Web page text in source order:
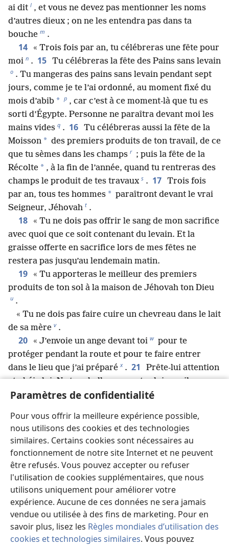
Paramètres de confidentialité
Pour vous offrir la meilleure expérience possible,
nous utilisons des cookies et des technologies
similaires. Certains cookies sont nécessaires au
fonctionnement de notre site Internet et ne peuvent
être refusés. Vous pouvez accepter ou refuser
l'utilisation de cookies supplémentaires, que nous
utilisons uniquement pour améliorer votre
expérience. Aucune de ces données ne sera jamais
vendue ou utilisée à des fins de marketing. Pour en
savoir plus, lisez les Règles mondiales d’utilisation des
cookies et technologies similaires. Vous pouvez
ai dit l , et vous ne devez pas mentionner les noms
d’autres dieux ; on ne les entendra pas dans ta
bouche m .
14
« Trois fois par an, tu célébreras une fête pour
moi n . 15 Tu célébreras la fête des Pains sans levain
o . Tu mangeras des pains sans levain pendant sept
jours, comme je te l’ai ordonné, au moment fixé du
mois d’abib * p , car c’est à ce moment-là que tu es
sorti d’Égypte. Personne ne paraîtra devant moi les
mains vides q . 16 Tu célébreras aussi la fête de la
Moisson * des premiers produits de ton travail, de ce
que tu sèmes dans les champs r ; puis la fête de la
Récolte * , à la fin de l’année, quand tu rentreras des
champs le produit de tes travaux s . 17 Trois fois
par an, tous tes hommes * paraîtront devant le vrai
Seigneur, Jéhovah t .
18
« Tu ne dois pas offrir le sang de mon sacrifice
avec quoi que ce soit contenant du levain. Et la
graisse offerte en sacrifice lors de mes fêtes ne
restera pas jusqu’au lendemain matin.
19
« Tu apporteras le meilleur des premiers
produits de ton sol à la maison de Jéhovah ton Dieu
u .
« Tu ne dois pas faire cuire un chevreau dans le lait
de sa mère v .
20 « J’envoie un ange devant toi w pour te
protéger pendant la route et pour te faire entrer
dans le lieu que j’ai préparé x . 21
Prête-lui attention
et obéis-lui. Ne te rebelle pas contre lui, car il ne
pardonnera pas vos transgressions y
si tu fais tout ce que je dis, je serai l’ennemi de tes
ennemis et je m’opposerai à ceux qui s’opposent à
toi.
23
Car mon ange marchera devant toi, et il te
conduira chez les Amorites, les Hittites, les
Perizites, les Cananéens, les Hivites et les Jébuséens,
et je les anéantirai
. 24 Tu ne devras pas te
prosterner devant leurs dieux ni te laisser entraîner
à les servir, et tu ne devras pas imiter leurs pratiques
a . Au contraire, tu devras démolir leurs dieux et
fracasser leurs colonnes sacrées * b . 25 Vous